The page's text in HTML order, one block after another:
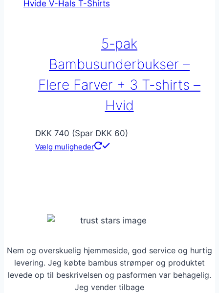
Mulighederne
på
varesiden
5-pak
Bambusunderbukser –
Flere Farver + 3 T-shirts –
Hvid
DKK 740 (Spar DKK 60)
Vælg muligheder
Nem og overskuelig hjemmeside, god service og hurtig
levering. Jeg købte bambus strømper og produktet
levede op til beskrivelsen og pasformen var behagelig.
Jeg vender tilbage